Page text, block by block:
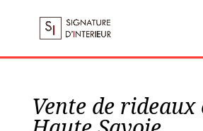
Vente de rideaux